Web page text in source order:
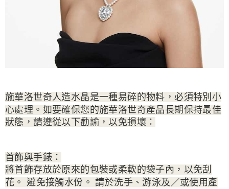
施華洛世奇人造水晶是一種易碎的物料，必須特別小
心處理。如要確保您的施華洛世奇產品長期保持最佳
狀態，請遵從以下勸諭，以免損壞：
首飾與手錶：
將首飾存放於原來的包裝或柔軟的袋子內，以免刮
花。 避免接觸水份。 請於洗手、游泳及／或使用產